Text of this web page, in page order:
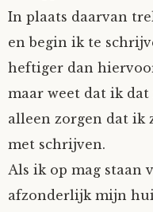
In plaats daarvan
en begin ik te
heftiger dan
maar weet dat ik
alleen zorgen dat ik
met schrijven.
Als ik op mag staan
afzonderlijk mijn